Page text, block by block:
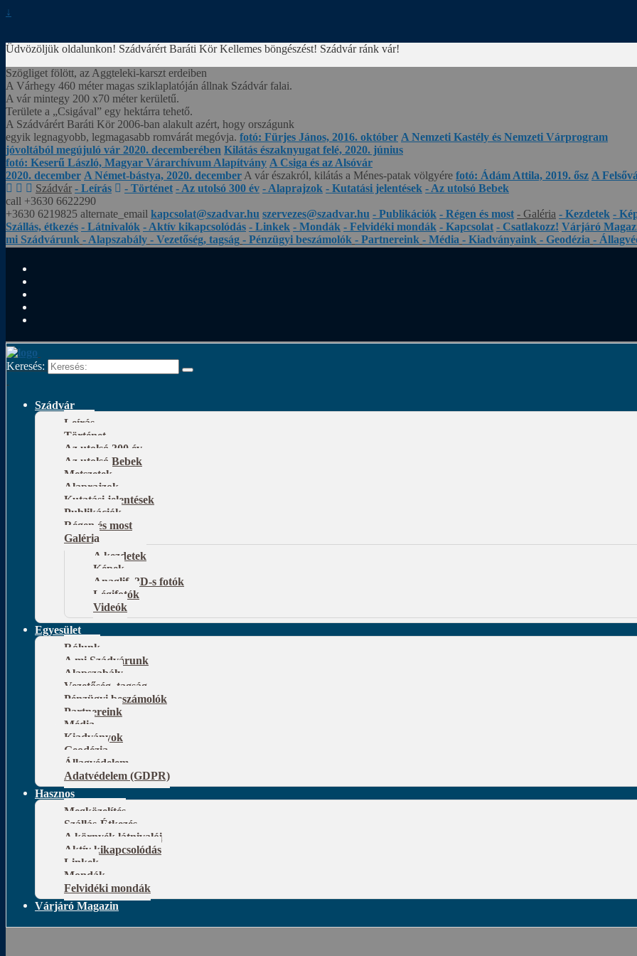
↓
Üdvözöljük oldalunkon! Szádvárért Baráti Kör Kellemes böngészést! Szádvár ránk vár!
Szögliget fölött, az Aggteleki-karszt erdeiben
A Várhegy 460 méter magas sziklaplatóján állnak Szádvár falai.
A vár mintegy 200 x70 méter kerületű.
Területe a „Csigával” egy hektárra tehető.
A Szádvárért Baráti Kör 2006-ban alakult azért, hogy országunk
egyik legnagyobb, legmagasabb romvárát megóvja. fotó: Fürjes János, 2016. október A Nemzeti Kastély és Nemzeti Várprogram
jóvoltából megújuló vár 2020. decemberében Kilátás északnyugat felé, 2020. június
fotó: Keserű László, Magyar Várarchívum Alapítvány A Csiga és az Alsóvár
2020. december A Német-bástya, 2020. december A vár északról, kilátás a Ménes-patak völgyére fotó: Ádám Attila, 2019. ősz A
Szádvár - Leírás - Történet - Az utolsó 300 év - Alaprajzok - Kutatási jelentések - Az utolsó Bebek
call +3630 6622290
+3630 6219825 alternate_email kapcsolat@szadvar.hu szervezes@szadvar.hu - Publikációk - Régen és most - Galéria - Kezdetek -
Szállás, étkezés - Látnivalók - Aktív kikapcsolódás - Linkek - Mondák - Felvidéki mondák - Kapcsolat - Csatlakozz! Várjáró
mi Szádvárunk - Alapszabály - Vezetőség, tagság - Pénzügyi beszámolók - Partnereink - Média - Kiadványaink - Geodézia -
Keresés:
Szádvár
Leírás
Történet
Az utolsó 300 év
Az utolsó Bebek
Metszetek
Alaprajzok
Kutatási jelentések
Publikációk
Régen és most
Galéria
A kezdetek
Képek
Anaglif, 3D-s fotók
Légifotók
Videók
Egyesület
Rólunk
A mi Szádvárunk
Alapszabály
Vezetőség, tagság
Pénzügyi beszámolók
Partnereink
Média
Kiadványok
Geodézia
Állagvédelem
Adatvédelem (GDPR)
Hasznos
Megközelítés
Szállás-Étkezés
A környék látnivalói
Aktív kikapcsolódás
Linkek
Mondák
Felvidéki mondák
Várjáró Magazin